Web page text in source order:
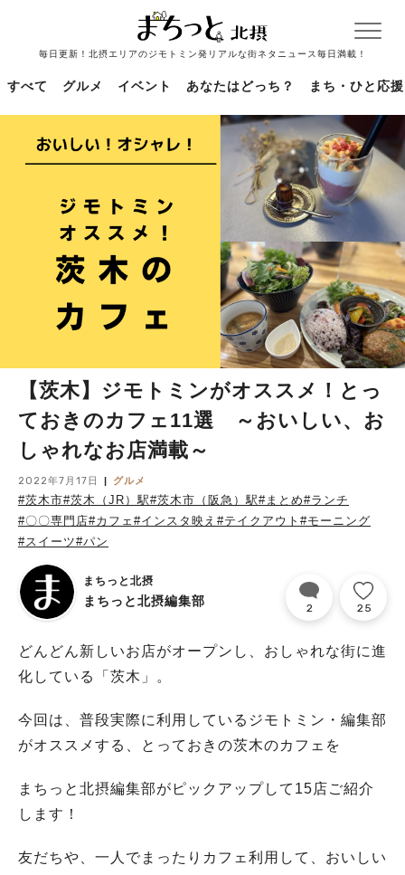
毎日更新！北摂エリアのジモトミン発リアルな街ネタニュース毎日満載！
すべて グルメ イベント あなたはどっち？ まち・ひと応援
【茨木】ジモトミンがオススメ！とっ
ておきのカフェ11選 ～おいしい、お
しゃれなお店満載～
2022年7月17日 グルメ
#茨木市#茨木（JR）駅#茨木市（阪急）駅#まとめ#ランチ
#〇〇専門店#カフェ #インスタ映え #テイクアウト #モーニング
#スイーツ#パン
まちっと北摂
まちっと北摂編集部 2 25
どんどん新しいお店がオープンし、おしゃれな街に進
化している「茨木」。
今回は、普段実際に利用しているジモトミン・編集部
がオススメする、とっておきの茨木のカフェを
まちっと北摂編集部がピックアップして15店ご紹介
します！
友だちや、一人でまったりカフェ利用して、おいしい